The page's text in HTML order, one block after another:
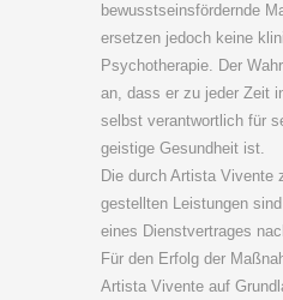
bewusstseinsfördernde
ersetzen jedoch keine
Psychotherapie. Der
an, dass er zu jeder Zeit
selbst verantwortlich für
geistige Gesundheit ist.
Die durch Artista Vivente
gestellten Leistungen
eines Dienstvertrages
Für den Erfolg der
Artista Vivente auf